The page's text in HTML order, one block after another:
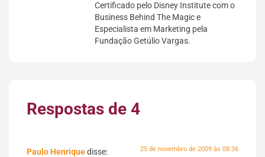
Certificado pelo Disney Institute com o
Business Behind The Magic e
Especialista em Marketing pela
Fundação Getúlio Vargas.
Respostas de 4
Paulo Henriquedisse: 25 de novembro de 2009 às 08:36